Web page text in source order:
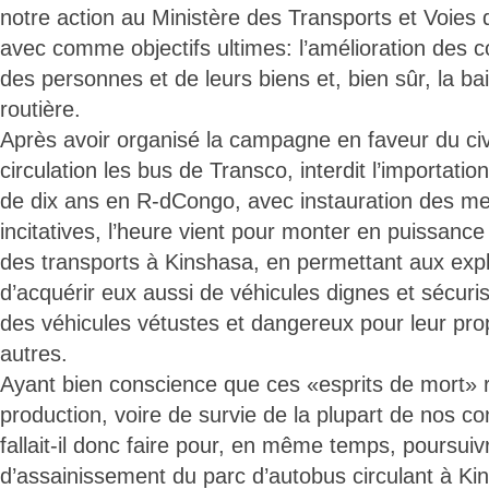
notre action au Ministère des Transports et Voies
avec comme objectifs ultimes: l’amélioration des
des personnes et de leurs biens et, bien sûr, la
routière.
Après avoir organisé la campagne en faveur du
circulation les bus de Transco, interdit
de dix ans en R-dCongo, avec instauration des
incitatives, l’heure vient pour monter en puissance
des transports à Kinshasa, en permettant aux
d’acquérir eux aussi de véhicules dignes et
des véhicules vétustes et dangereux pour leur
autres.
Ayant bien conscience que ces «esprits de mort»
production, voire de survie de la plupart de nos
fallait-il donc faire pour, en même temps,
d’assainissement du parc d’autobus circulant à